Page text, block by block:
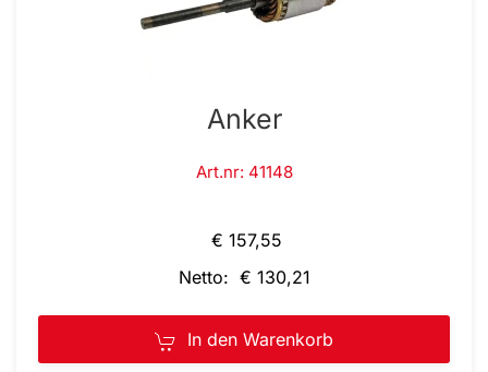
Anker
Art.nr: 41148
€ 157,55
Netto: € 130,21
In den Warenkorb